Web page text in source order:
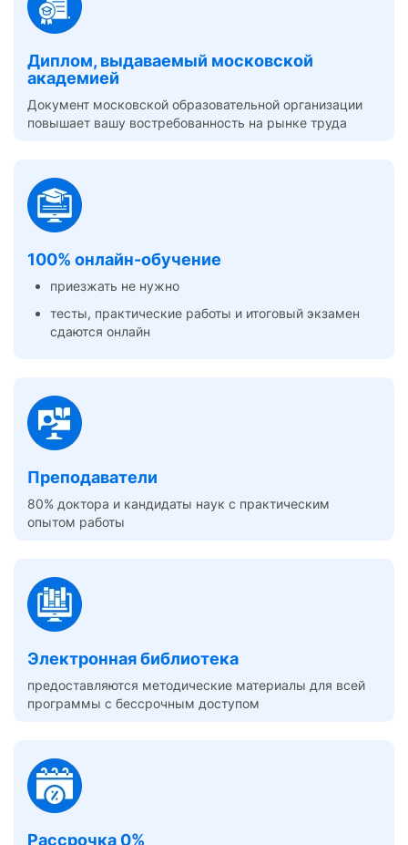
Диплом, выдаваемый московской
академией
Документ московской образовательной организации
повышает вашу востребованность на рынке труда
100% онлайн-обучение
приезжать не нужно
тесты, практические работы и итоговый экзамен
сдаются онлайн
Преподаватели
80% доктора и кандидаты наук с практическим
опытом работы
Электронная библиотека
предоставляются методические материалы для всей
программы с бессрочным доступом
Рассрочка 0%